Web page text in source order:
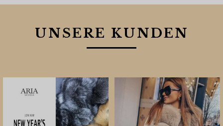
UNSERE KUNDEN